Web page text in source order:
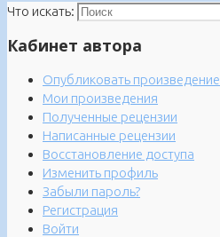
Что искать:
Кабинет автора
Опубликовать произведение
Мои произведения
Полученные рецензии
Написанные рецензии
Восстановление доступа
Изменить профиль
Забыли пароль?
Регистрация
Войти